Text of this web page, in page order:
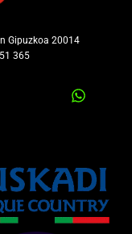
Gipuzkoa 20014
365